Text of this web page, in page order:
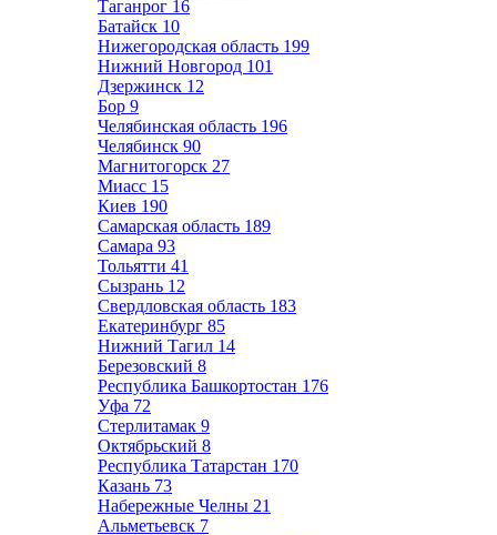
Таганрог 16
Батайск 10
Нижегородская область 199
Нижний Новгород 101
Дзержинск 12
Бор 9
Челябинская область 196
Челябинск 90
Магнитогорск 27
Миасс 15
Киев 190
Самарская область 189
Самара 93
Тольятти 41
Сызрань 12
Свердловская область 183
Екатеринбург 85
Нижний Тагил 14
Березовский 8
Республика Башкортостан 176
Уфа 72
Стерлитамак 9
Октябрьский 8
Республика Татарстан 170
Казань 73
Набережные Челны 21
Альметьевск 7